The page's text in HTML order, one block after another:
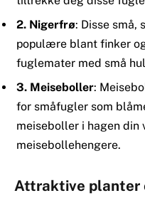
2. Nigerfrø: Disse små,
populære blant finker
fuglemater med små
3. Meiseboller:
for småfugler som
meiseboller i hagen din
meisebollehengere.
Attraktive planter